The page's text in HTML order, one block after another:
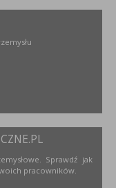
Sprawdź jak
pracowników.